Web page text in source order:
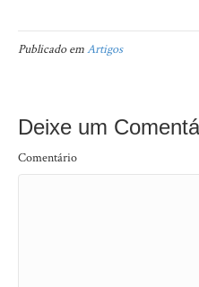
Publicado emArtigos
Deixe um
Comentário